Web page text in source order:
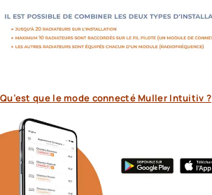
Qu’est que le mode connecté Muller Intuitiv ?